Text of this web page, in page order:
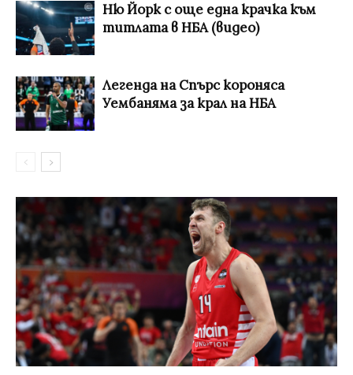
Ню Йорк с още една крачка към
титлата в НБА (видео)
Легенда на Спърс короняса
Уембаняма за крал на НБА